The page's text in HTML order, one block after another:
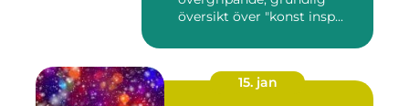
översikt över "konst insp...
15. jan